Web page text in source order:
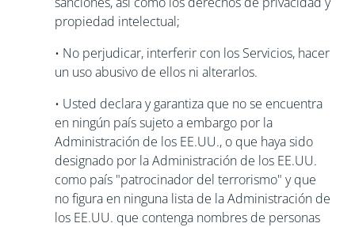
propiedad intelectual;
• No perjudicar, interferir con los Servicios, hacer
un uso abusivo de ellos ni alterarlos.
• Usted declara y garantiza que no se encuentra
en ningún país sujeto a embargo por la
Administración de los EE.UU., o que haya sido
designado por la Administración de los EE.UU.
como país "patrocinador del terrorismo" y que
no figura en ninguna lista de la Administración de
los EE.UU. que contenga nombres de personas